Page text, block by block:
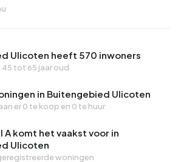
Ulicoten heeft 570 inwoners
45 tot 65 jaar oud
in Buitengebied Ulicoten
er0 te koop en 0 te huur
A komt het vaakst voor in
Ulicoten
woningen